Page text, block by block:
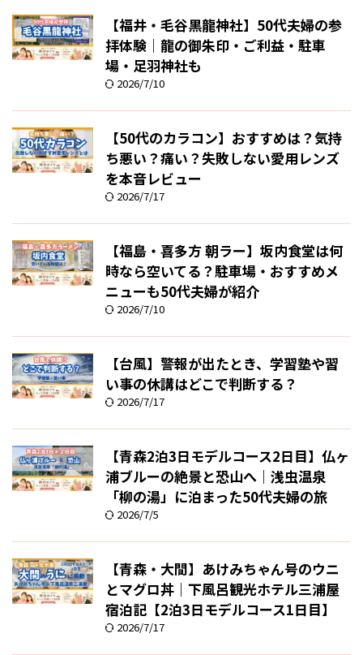
【福井・毛谷黒龍神社】50代夫婦の参
拝体験｜龍の御朱印・ご利益・駐車
場・足羽神社も
2026/7/10
【50代のカラコン】おすすめは？気持
ち悪い？痛い？失敗しない愛用レンズ
を本音レビュー
2026/7/17
【福島・喜多方 朝ラー】坂内食堂は何
時なら空いてる？駐車場・おすすめメ
ニューも50代夫婦が紹介
2026/7/10
【台風】警報が出たとき、学習塾や習
い事の休講はどこで判断する？
2026/7/17
【青森2泊3日モデルコース2日目】仏ヶ
浦ブルーの絶景と恐山へ｜浅虫温泉
「柳の湯」に泊まった50代夫婦の旅
2026/7/5
【青森・大間】あけみちゃん号のウニ
とマグロ丼｜下風呂観光ホテル三浦屋
宿泊記【2泊3日モデルコース1日目】
2026/7/17